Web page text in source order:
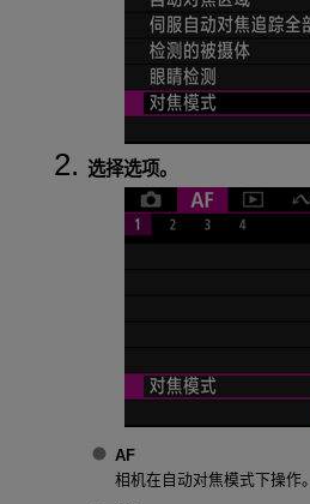
选择选项。
AF
相机在自动对焦模式下操作。